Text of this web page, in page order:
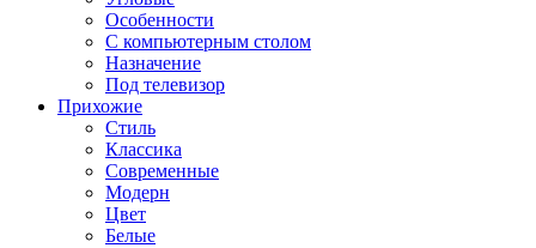
Особенности
С компьютерным столом
Назначение
Под телевизор
Прихожие
Стиль
Классика
Современные
Модерн
Цвет
Белые